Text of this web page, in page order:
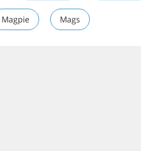
Magpie Mags